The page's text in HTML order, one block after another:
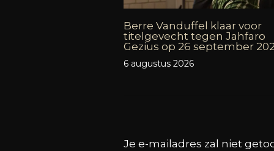
Berre Vanduffel klaar voor
titelgevecht tegen Jahfaro
Gezius op 26 september
6 augustus 2026
Je e-mailadres zal niet